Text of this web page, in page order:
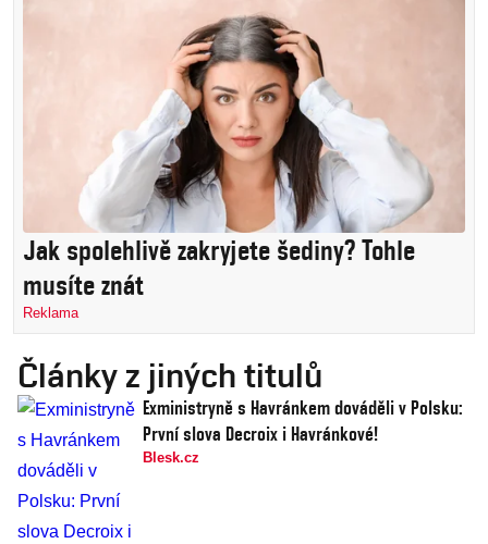
Jak spolehlivě zakryjete šediny? Tohle
musíte znát
Reklama
Články z jiných titulů
Exministryně s Havránkem dováděli v Polsku:
První slova Decroix i Havránkové!
Blesk.cz